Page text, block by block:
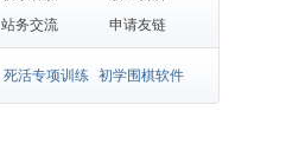
站务交流
申请友链
死活专项训练 初学围棋软件